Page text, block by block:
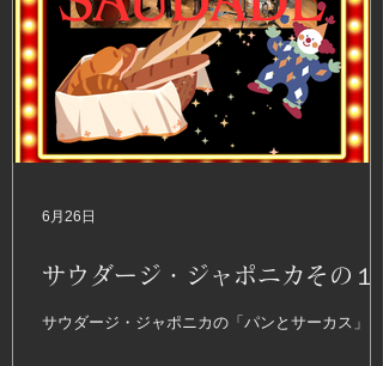
サウダージ・ジャポニカその１
サウダージ・ジャポニカの「パンとサーカス」
6月26日